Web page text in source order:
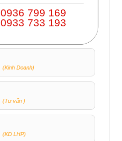
0936 799 169
0933 733 193
(Kinh Doanh)
(Tư vấn )
(KD LHP)